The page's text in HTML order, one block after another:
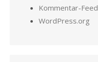
Kommentar-Feed
WordPress.org